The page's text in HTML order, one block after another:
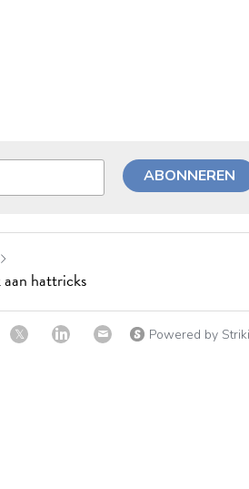
ABONNEREN
hattricks
Powered by